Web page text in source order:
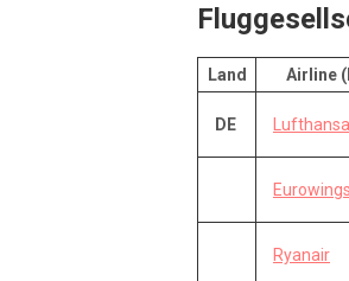
Land Airline
DE Lufthansa
Eurowings
Ryanair